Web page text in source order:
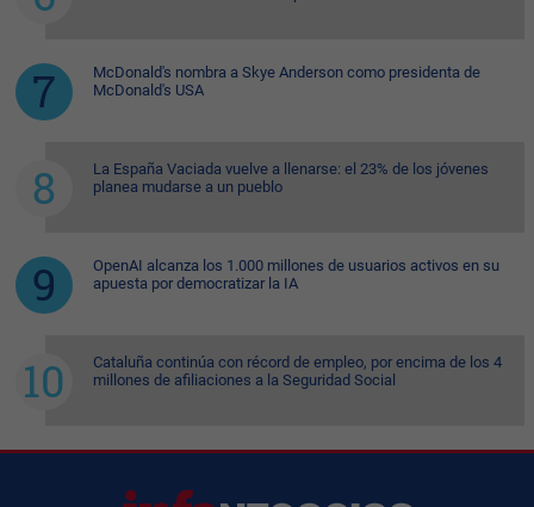
McDonald's nombra a Skye Anderson como presidenta de
McDonald's USA
La España Vaciada vuelve a llenarse: el 23% de los jóvenes
planea mudarse a un pueblo
OpenAI alcanza los 1.000 millones de usuarios activos en su
apuesta por democratizar la IA
Cataluña continúa con récord de empleo, por encima de los 4
millones de afiliaciones a la Seguridad Social